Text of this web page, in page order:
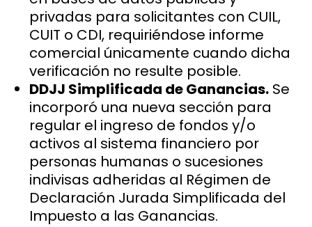
privadas para solicitantes con CUIL,
CUIT o CDI, requiriéndose informe
comercial únicamente cuando dicha
verificación no resulte posible.
DDJJ Simplificada de Ganancias. Se
incorporó una nueva sección para
regular el ingreso de fondos y/o
activos al sistema financiero por
personas humanas o sucesiones
indivisas adheridas al Régimen de
Declaración Jurada Simplificada del
Impuesto a las Ganancias.